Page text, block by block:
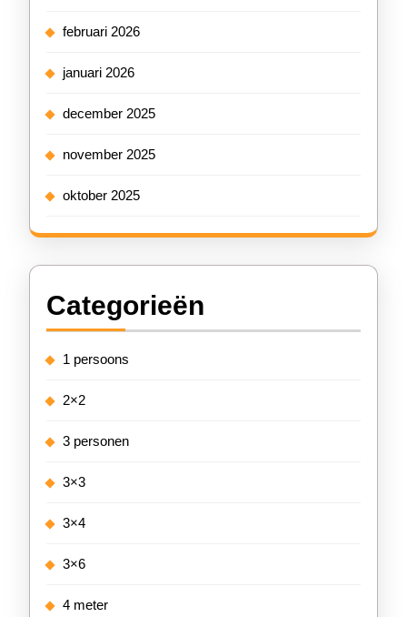
februari 2026
januari 2026
december 2025
november 2025
oktober 2025
Categorieën
1 persoons
2×2
3 personen
3×3
3×4
3×6
4 meter